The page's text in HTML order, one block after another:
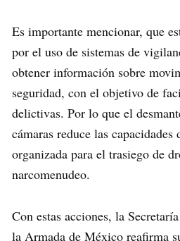
Es importante mencionar, que
por el uso de sistemas de
obtener información sobre
seguridad, con el objetivo de
delictivas. Por lo que el
cámaras reduce las
organizada para el trasiego de
narcomenudeo.
Con estas acciones, la
la Armada de México reafirma